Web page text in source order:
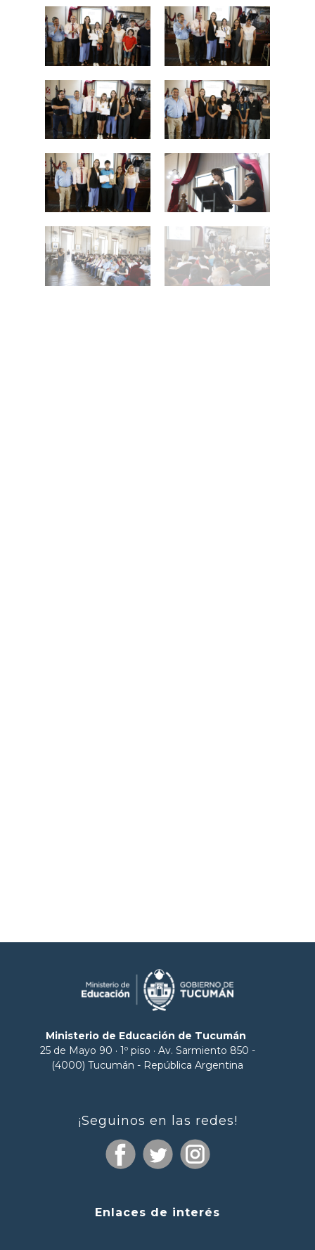
Ministerio de Educación de Tucumán
25 de Mayo 90 · 1º piso · Av. Sarmiento 850 -
(4000) Tucumán - República Argentina
¡Seguinos en las redes!
Enlaces de interés